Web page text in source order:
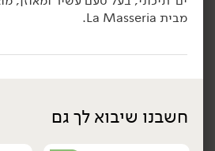
הוספה לסל
מבית La Masseria.
חשבנו שיבוא לך גם